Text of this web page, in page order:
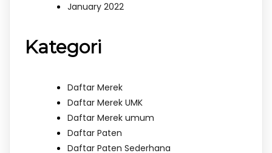
January 2022
Kategori
Daftar Merek
Daftar Merek UMK
Daftar Merek umum
Daftar Paten
Daftar Paten Sederhana